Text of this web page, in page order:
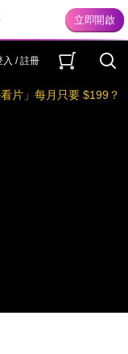
入 / 註冊
看片」每月只要 $199？